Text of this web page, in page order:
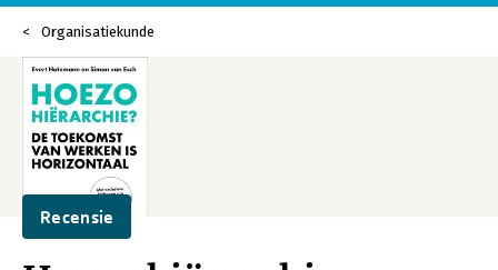
Organisatiekunde
Recensie